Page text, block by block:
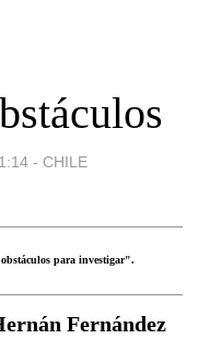
- CHILE
para investigar".
Fernández